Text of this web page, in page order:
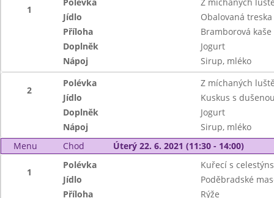
1
Jídlo
Obalovaná
Příloha
Bramborová kaše
Doplněk
Jogurt
Nápoj
Sirup, mléko
2
Polévka
Z míchaných
Jídlo
Kuskus s
Doplněk
Jogurt
Nápoj
Sirup, mléko
Menu
Chod Úterý 22. 6. 2021 (11:30 - 14:00)
1
Polévka
Kuřecí s
Jídlo
Poděbradské
Příloha
Rýže